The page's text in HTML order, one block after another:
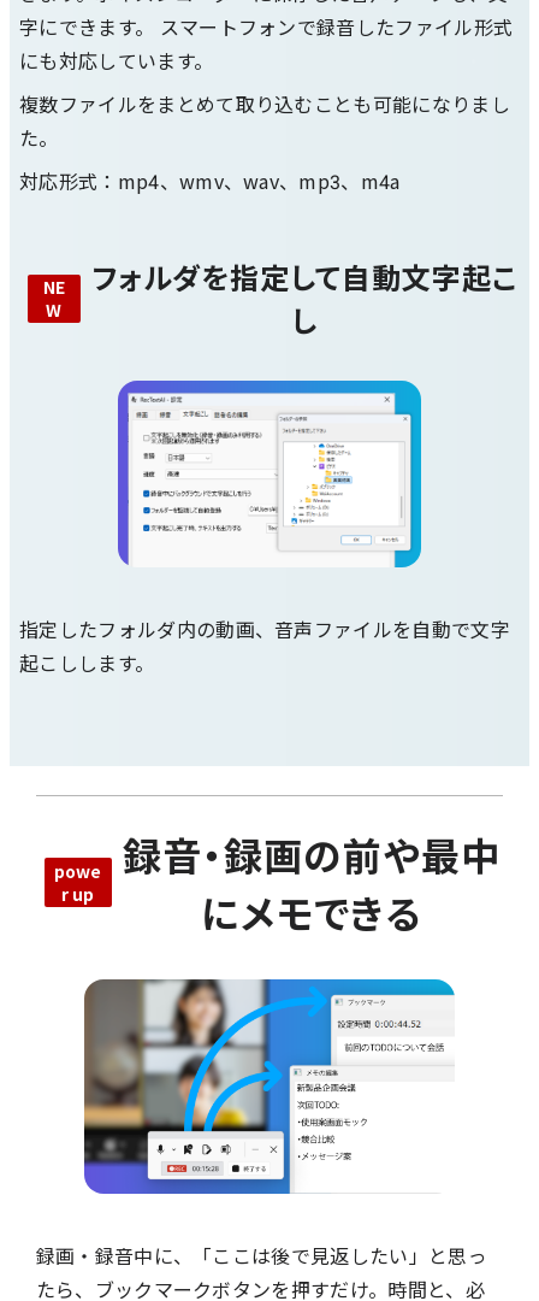
字にできます。 スマートフォンで録音したファイル形式
にも対応しています。
複数ファイルをまとめて取り込むことも可能になりまし
た。
対応形式：mp4、wmv、wav、mp3、m4a
フォルダを指定して自動文字起こ
し
指定したフォルダ内の動画、音声ファイルを自動で文字
起こしします。
録音・録画の前や最中
にメモできる
録画・録音中に、「ここは後で見返したい」と思っ
たら、ブックマークボタンを押すだけ。時間と、必